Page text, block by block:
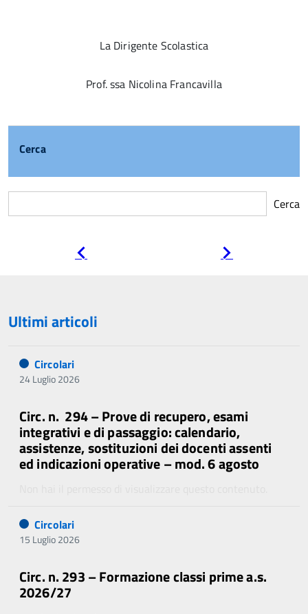
La Dirigente Scolastica
Prof. ssa Nicolina Francavilla
Cerca
Cerca
Ultimi articoli
Circolari
24 Luglio 2026
Circ. n. 294 – Prove di recupero, esami
integrativi e di passaggio: calendario,
assistenze, sostituzioni dei docenti assenti
ed indicazioni operative – mod. 6 agosto
Circolari
15 Luglio 2026
Circ. n. 293 – Formazione classi prime a.s.
2026/27